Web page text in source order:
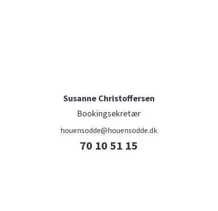
Susanne Christoffersen
Bookingsekretær
houensodde@houensodde.dk
70 10 51 15